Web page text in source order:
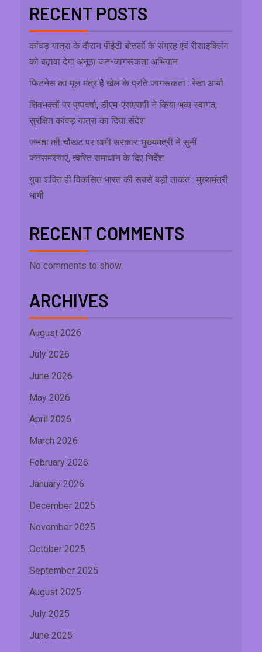
RECENT POSTS
कांवड़ यात्रा के दौरान पीईटी बोतलों के संग्रह एवं रीसाइक्लिंग
को बढ़ावा देगा अनूठा जन-जागरूकता अभियान
फिटनेस का मूल मंत्र है खेल के प्रति जागरूकता : रेखा आर्या
शिवभक्तों पर पुष्पवर्षा, डीएम-एसएसपी ने किया भव्य स्वागत;
सुरक्षित कांवड़ यात्रा का दिया संदेश
जनता की चौखट पर धामी सरकार: मुख्यमंत्री ने सुनीं
जनसमस्याएं, त्वरित समाधान के दिए निर्देश
युवा शक्ति ही विकसित भारत की सबसे बड़ी ताकत : मुख्यमंत्री
धामी
RECENT COMMENTS
No comments to show.
ARCHIVES
August 2026
July 2026
June 2026
May 2026
April 2026
March 2026
February 2026
January 2026
December 2025
November 2025
October 2025
September 2025
August 2025
July 2025
June 2025